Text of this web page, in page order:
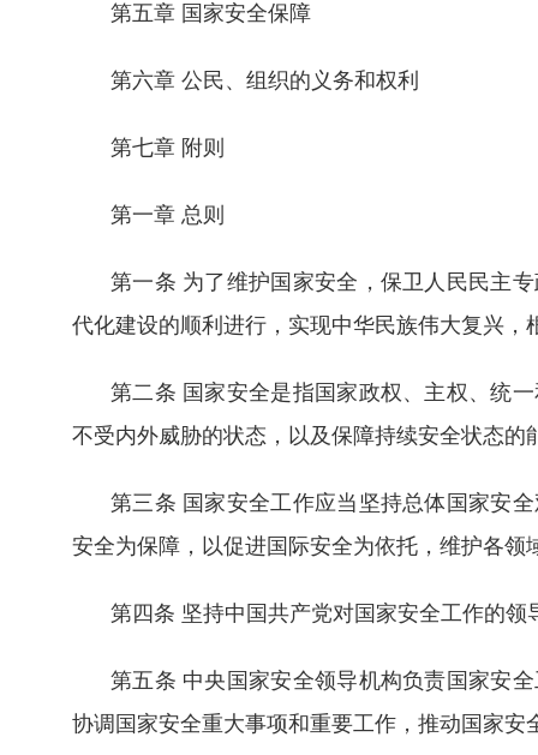
第五章 国家安全保障
第六章 公民、组织的义务和权利
第七章 附则
第一章 总则
第一条 为了维护国家安全，保卫人民民主
代化建设的顺利进行，实现中华民族伟大复兴，
第二条 国家安全是指国家政权、主权、统
不受内外威胁的状态，以及保障持续安全状态的
第三条 国家安全工作应当坚持总体国家安
安全为保障，以促进国际安全为依托，维护各
第四条 坚持中国共产党对国家安全工作的
第五条 中央国家安全领导机构负责国家安
协调国家安全重大事项和重要工作，推动国家安